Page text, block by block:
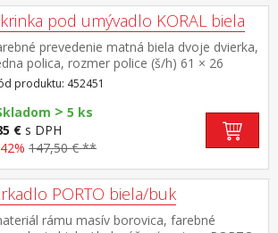
pod umývadlo KORAL biela
prevedenie matná biela dvoje dvierka,
polica, rozmer police (š/h) 61 × 26
maximálne nosnosti uvedené v návode na
montáž súčasť zostavy KORAL
produktu: 452451
> 5 ks
€ s DPH
147,50 € **
PORTO biela/buk
rámu masív borovica, farebné